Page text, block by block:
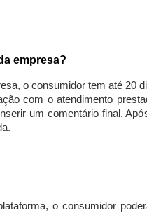
empresa?
o consumidor tem até 20
com o atendimento
um comentário final.
o consumidor